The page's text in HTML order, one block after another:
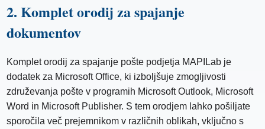
2. Komplet orodij za spajanje
dokumentov
Komplet orodij za spajanje pošte podjetja MAPILab je
dodatek za Microsoft Office, ki izboljšuje zmogljivosti
združevanja pošte v programih Microsoft Outlook, Microsoft
Word in Microsoft Publisher. S tem orodjem lahko pošiljate
sporočila več prejemnikom v različnih oblikah, vključno s